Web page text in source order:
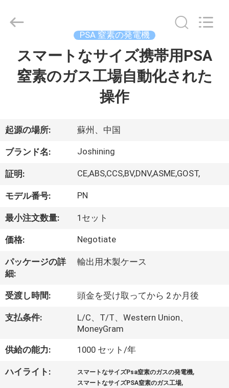
わ
た
し
た
に
つ
い
て
工
場
2026
JoShining
Reserved.
PSA 窒素の発電機
スマートなサイズ携帯用PSA
窒素のガス工場自動化された
操作
起源の場所: 蘇州、中国
ブランド名: Joshining
証明: CE,ABS,CCS,BV,DNV,ASME,GOST,
モデル番号: PN
最小注文数量: 1セット
価格: Negotiate
パッケージの詳
細:
輸出用木製ケース
受渡し時間: 頭金を受け取ってから 2 か月後
支払条件:
L/C、T/T、Western Union、
MoneyGram
供給の能力: 1000 セット/年
ハイライト: スマートなサイズPsa窒素のガスの発電機,
スマートなサイズPSA窒素のガス工場,